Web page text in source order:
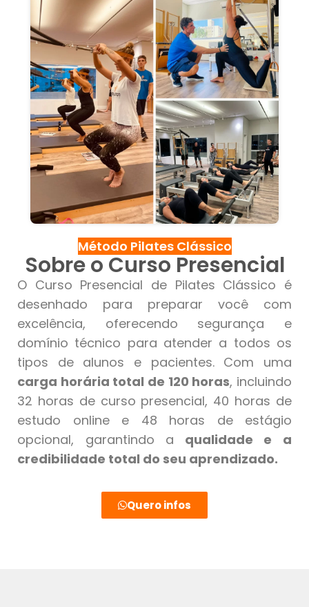
Método Pilates Clássico
Sobre o Curso Presencial
O Curso Presencial de Pilates Clássico é
desenhado para preparar você com
excelência, oferecendo segurança e
domínio técnico para atender a todos os
tipos de alunos e pacientes. Com uma
carga horária total de 120 horas, incluindo
32 horas de curso presencial, 40 horas de
estudo online e 48 horas de estágio
opcional, garantindo a qualidade e a
credibilidade total do seu aprendizado.
Quero infos